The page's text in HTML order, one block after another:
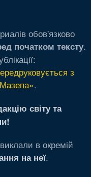
обов'язково
початком тексту.
з
.
світу та
в окремій
на неї.